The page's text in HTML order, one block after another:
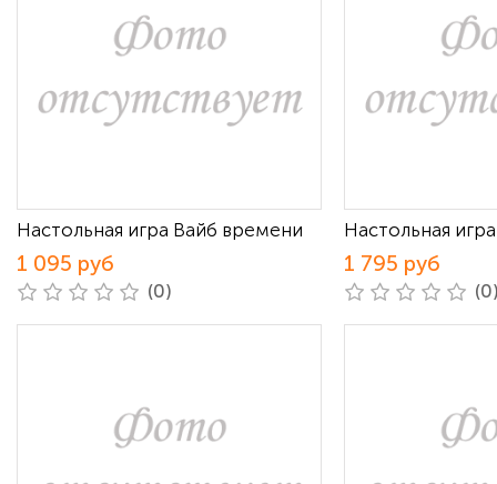
Настольная игра Вайб времени
1 095 руб
(0)
Настольная
1 795 руб